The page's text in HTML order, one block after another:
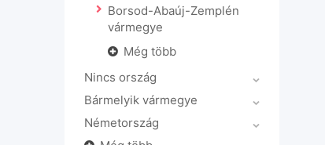
Borsod-Abaúj-Zemplén
vármegye
Még több
Nincs ország
Bármelyik vármegye
Németország